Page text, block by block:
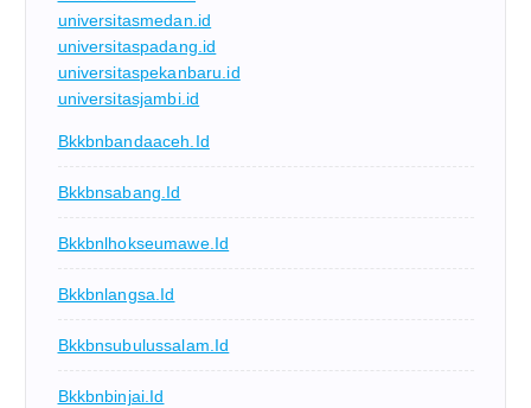
universitasmedan.id
universitaspadang.id
universitaspekanbaru.id
universitasjambi.id
Bkkbnbandaaceh.id
Bkkbnsabang.id
Bkkbnlhokseumawe.id
Bkkbnlangsa.id
Bkkbnsubulussalam.id
Bkkbnbinjai.id